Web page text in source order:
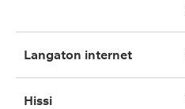
langaton internet
hissi